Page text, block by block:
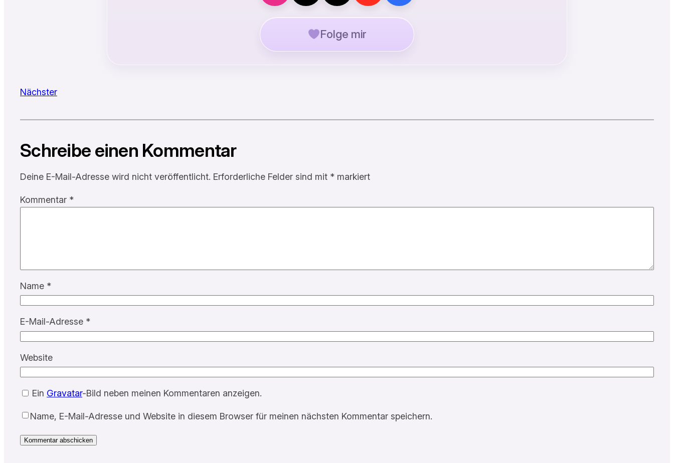
Folge mir
Nächster
Schreibe einen Kommentar
Deine E-Mail-Adresse wird nicht veröffentlicht. Erforderliche Felder sind mit * markiert
Kommentar *
Name *
E-Mail-Adresse *
Website
Ein Gravatar-Bild neben meinen Kommentaren anzeigen.
Name, E-Mail-Adresse und Website in diesem Browser für meinen nächsten Kommentar speichern.